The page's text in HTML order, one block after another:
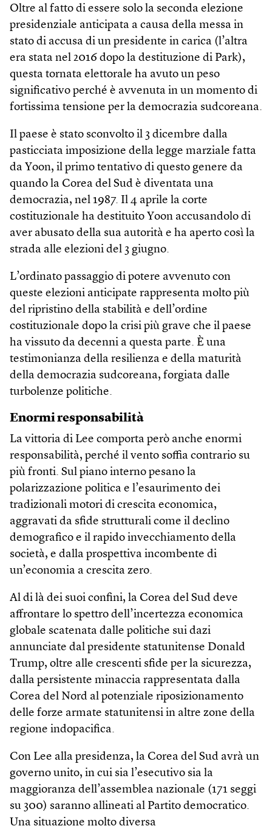
Oltre al fatto di essere solo la seconda elezione
presidenziale anticipata a causa della messa in
stato di accusa di un presidente in carica (l’altra
era stata nel 2016 dopo la destituzione di Park),
questa tornata elettorale ha avuto un peso
significativo perché è avvenuta in un momento di
fortissima tensione per la democrazia sudcoreana.
Il paese è stato sconvolto il 3 dicembre dalla
pasticciata imposizione della legge marziale fatta
da Yoon, il primo tentativo di questo genere da
quando la Corea del Sud è diventata una
democrazia, nel 1987. Il 4 aprile la corte
costituzionale ha destituito Yoon accusandolo di
aver abusato della sua autorità e ha aperto così la
strada alle elezioni del 3 giugno.
L’ordinato passaggio di potere avvenuto con
queste elezioni anticipate rappresenta molto più
del ripristino della stabilità e dell’ordine
costituzionale dopo la crisi più grave che il paese
ha vissuto da decenni a questa parte. È una
testimonianza della resilienza e della maturità
della democrazia sudcoreana, forgiata dalle
turbolenze politiche.
Enormi responsabilità
La vittoria di Lee comporta però anche enormi
responsabilità, perché il vento soffia contrario su
più fronti. Sul piano interno pesano la
polarizzazione politica e l’esaurimento dei
tradizionali motori di crescita economica,
aggravati da sfide strutturali come il declino
demografico e il rapido invecchiamento della
società, e dalla prospettiva incombente di
un’economia a crescita zero.
Al di là dei suoi confini, la Corea del Sud deve
affrontare lo spettro dell’incertezza economica
globale scatenata dalle politiche sui dazi
annunciate dal presidente statunitense Donald
Trump, oltre alle crescenti sfide per la sicurezza,
dalla persistente minaccia rappresentata dalla
Corea del Nord al potenziale riposizionamento
delle forze armate statunitensi in altre zone della
regione indopacifica.
Con Lee alla presidenza, la Corea del Sud avrà un
governo unito, in cui sia l’esecutivo sia la
maggioranza dell’assemblea nazionale (171 seggi
su 300) saranno allineati al Partito democratico.
Una situazione molto diversa